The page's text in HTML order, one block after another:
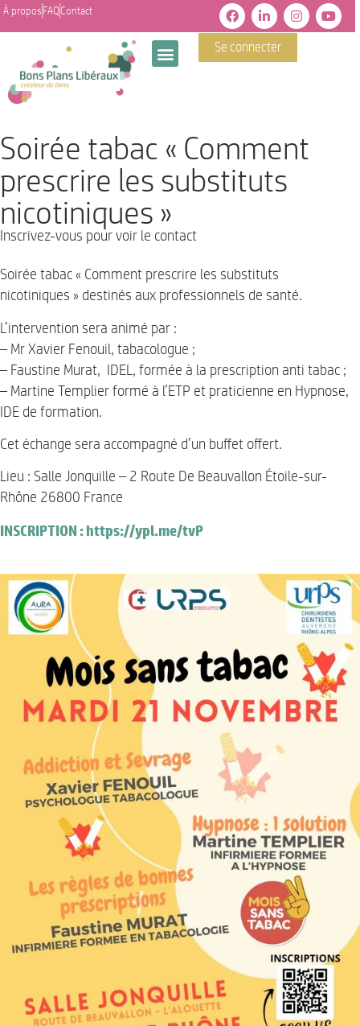
À proposFAQContact
Se connecter
Soirée tabac « Comment
prescrire les substituts
nicotiniques »
Inscrivez-vous pour voir le contact
Soirée tabac « Comment prescrire les substituts
nicotiniques » destinés aux professionnels de santé.
L’intervention sera animé par :
– Mr Xavier Fenouil, tabacologue ;
– Faustine Murat, IDEL, formée à la prescription anti tabac ;
– Martine Templier formé à l’ETP et praticienne en Hypnose,
IDE de formation.
Cet échange sera accompagné d’un buffet offert.
Lieu : Salle Jonquille – 2 Route De Beauvallon Étoile-sur-
Rhône 26800 France
INSCRIPTION : https://ypl.me/tvP